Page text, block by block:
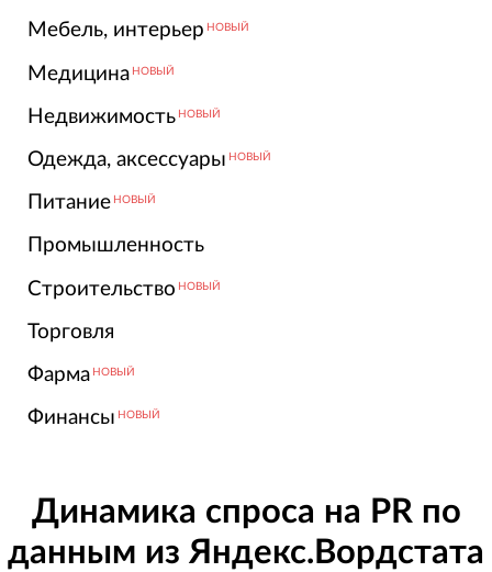
Мебель, интерьер НОВЫЙ
Медицина НОВЫЙ
Недвижимость НОВЫЙ
Одежда, аксессуары НОВЫЙ
Питание НОВЫЙ
Промышленность
Строительство НОВЫЙ
Торговля
Фарма НОВЫЙ
Финансы НОВЫЙ
Динамика спроса на PR по
данным из Яндекс.Вордстата